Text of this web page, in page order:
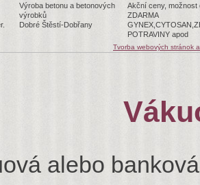
Výroba betonu a betonových
výrobků
Dobré Štěstí-Dobřany
Akční ceny, možnost
ZDARMA
POTRAVINY apod
Tvorba webových stránok
alebo banková